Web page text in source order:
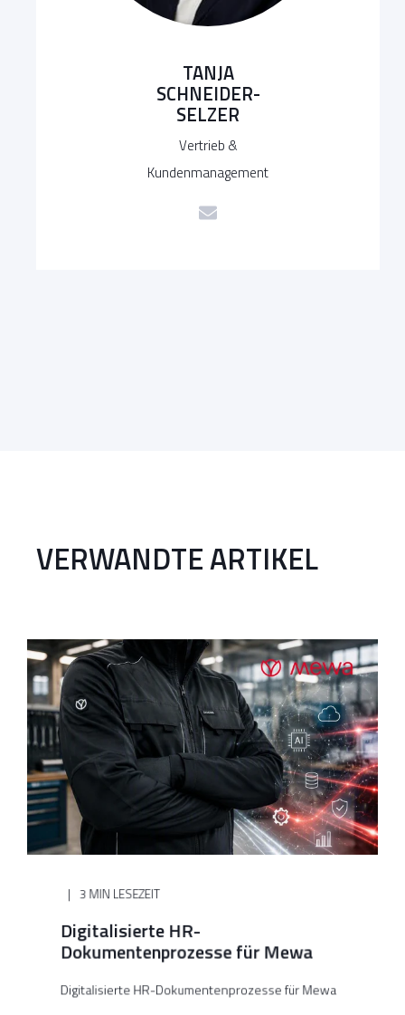
TANJA
SCHNEIDER-
SELZER
Vertrieb &
Kundenmanagement
VERWANDTE ARTIKEL
3 MIN LESEZEIT
Digitalisierte HR-
Dokumentenprozesse für Mewa
Digitalisierte HR-Dokumentenprozesse für Mewa